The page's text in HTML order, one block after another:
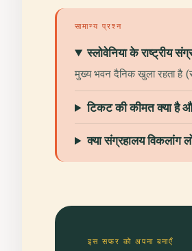
सामान्य प्रश्न
स्लोवेनिया के राष्ट्रीय
मुख्य भवन दैनिक खुला रहता है
टिकट की कीमत क्या है
क्या संग्रहालय विकलांग
इस सफर को अपना बनाएँ